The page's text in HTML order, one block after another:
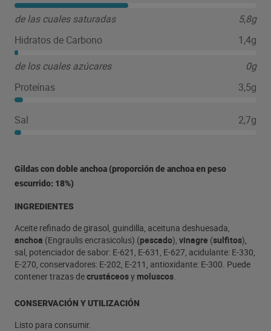
de las cuales saturadas
5,8g
Hidratos de Carbono
1,4g
de los cuales azúcares
0g
Proteínas
3,5g
Sal 2,7g
Gildas con doble anchoa (proporción de anchoa en peso
escurrido: 18%)
INGREDIENTES
Aceite refinado de girasol, guindilla, aceituna deshuesada,
anchoa (Engraulis encrasicolus) (pescado), vinagre (sulfitos),
sal, potenciador de sabor: E-621, E-631, E-627, acidulante: E-330,
E-270, conservadores: E-202, E-211, antioxidante: E-300. Puede
contener trazas decrustáceosy moluscos.
CONSERVACIÓN Y UTILIZACIÓN
Listo para consumir.